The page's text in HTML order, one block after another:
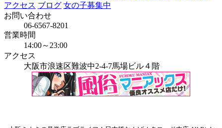
アクセス ブログ 女の子募集中
お問い合わせ
06-6567-8201
営業時間
14:00～23:00
アクセス
大阪市浪速区難波中2-4-7馬場ビル４階